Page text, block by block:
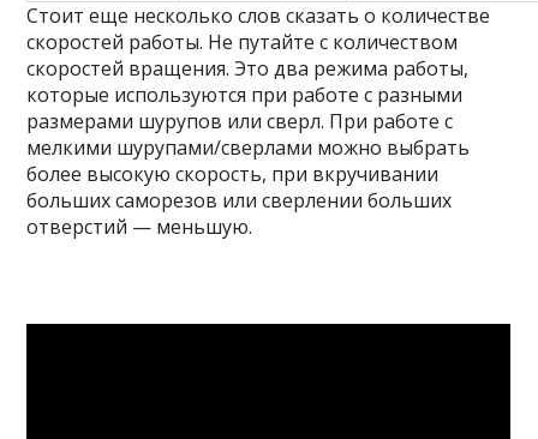
Стоит еще несколько слов сказать о количестве
скоростей работы. Не путайте с количеством
скоростей вращения. Это два режима работы,
которые используются при работе с разными
размерами шурупов или сверл. При работе с
мелкими шурупами/сверлами можно выбрать
более высокую скорость, при вкручивании
больших саморезов или сверлении больших
отверстий — меньшую.